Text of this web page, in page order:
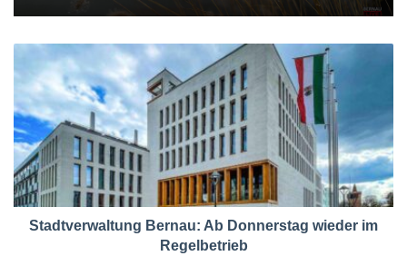
Stadtverwaltung Bernau: Ab Donnerstag wieder im
Regelbetrieb